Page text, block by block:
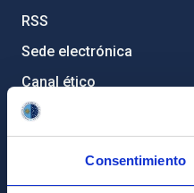
Consentimiento
RSS
Sede electrónica
Canal ético
Condolencias Francisco
PostFooter >